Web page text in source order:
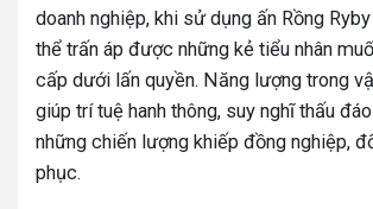
doanh nghiệp, khi sử dụng ấn Rồng
thể trấn áp được những kẻ tiểu nhân
cấp dưới lấn quyền. Năng lượng trong
giúp trí tuệ hanh thông, suy nghĩ thấu
những chiến lượng khiếp đồng nghiệp,
phục.